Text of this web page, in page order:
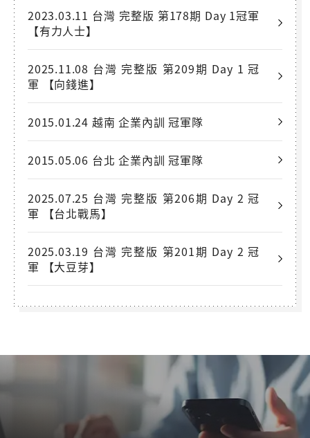
2023.03.11 台灣 完整版 第178期 Day 1冠軍
【有力人士】
2025.11.08 台灣 完整版 第209期 Day 1 冠
軍 【向錢進】
2015.01.24 越南 企業內訓 冠軍隊
2015.05.06 台北 企業內訓 冠軍隊
2025.07.25 台灣 完整版 第206期 Day 2 冠
軍 【台北戰馬】
2025.03.19 台灣 完整版 第201期 Day 2 冠
軍 【大豆芽】